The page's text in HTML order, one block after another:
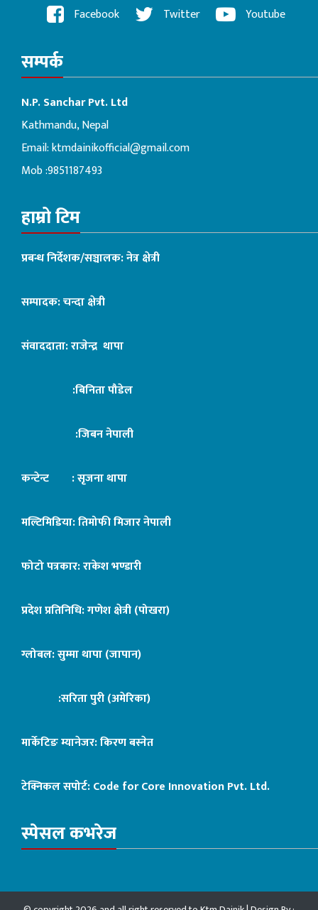
Facebook Twitter Youtube
सम्पर्क
N.P. Sanchar Pvt. Ltd
Kathmandu, Nepal
Email:ktmdainikofficial@gmail.com
Mob :9851187493
हाम्रो टिम
प्रबन्ध निर्देशक/सञ्चालक: नेत्र क्षेत्री
सम्पादक: चन्दा क्षेत्री
संवाददाता: राजेन्द्र थापा
:बिनिता पौडेल
:जिबन नेपाली
कन्टेन्ट : सृजना थापा
मल्टिमिडिया: तिमोफी मिजार नेपाली
फोटो पत्रकार: राकेश भण्डारी
प्रदेश प्रतिनिधि: गणेश क्षेत्री (पोखरा)
ग्लोबल: सुम्मा थापा (जापान)
:सरिता पुरी (अमेरिका)
मार्केटिङ म्यानेजर: किरण बस्नेत
टेक्निकल सपोर्ट:Code for Core Innovation Pvt. Ltd.
स्पेसल कभरेज